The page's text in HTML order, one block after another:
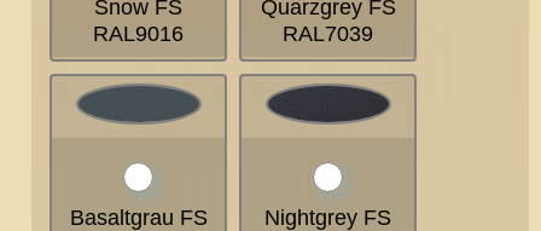
Snow FS
RAL9016
Quarzgrey FS
RAL7039
Basaltgrau FS
Nightgrey FS